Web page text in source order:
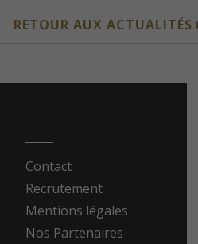
RETOUR AUX ACTUALITÉS
Contact
Recrutement
Mentions légales
Nos Partenaires